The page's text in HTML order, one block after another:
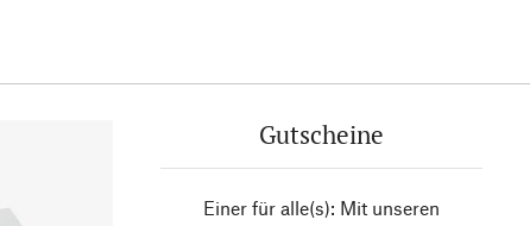
Gutscheine
Einer für alle(s): Mit unseren